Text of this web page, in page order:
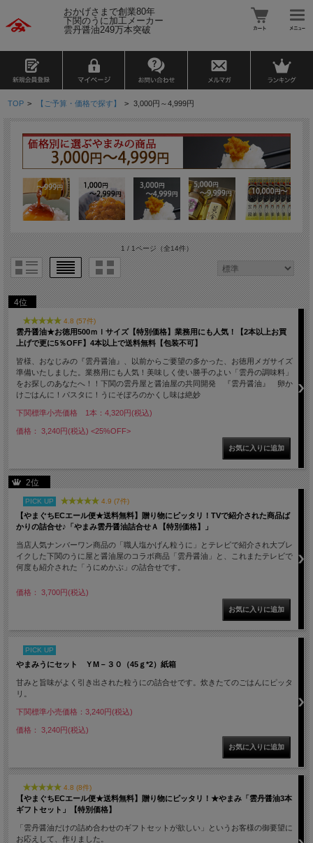
おかげさまで創業80年
下関のうに加工メーカー
雲丹醤油249万本突破
TOP > 【ご予算・価格で探す】 > 3,000円～4,999円
1 / 1ページ（全14件）
4位
4.8 (57件)
雲丹醤油★お徳用500ｍｌサイズ【特別価格】業務用にも人気！【2本以上お買
上げで更に5％OFF】4本以上で送料無料【包装不可】
皆様、おなじみの『雲丹醤油』、以前からご要望の多かった、お徳用メガサイズ
準備いたしました。業務用にも人気！美味しく使い勝手のよい「雲丹の調味料」
をお探しのあなたへ！！下関の雲丹屋と醤油屋の共同開発 『雲丹醤油』 卵か
けごはんに！パスタに！うにそぼろのかくし味は絶妙
下関標準小売価格 1本：4,320円(税込)
価格： 3,240円(税込) <25%OFF>
2位
PICK UP 4.9 (7件)
【やまぐちECエール便★送料無料】贈り物にピッタリ！TVで紹介された商品ば
かりの詰合せ♪「やまみ雲丹醤油詰合せＡ【特別価格】」
当店人気ナンバーワン商品の「職人塩かげん粒うに」とテレビで紹介され大ブレ
イクした下関のうに屋と醤油屋のコラボ商品「雲丹醤油」と、これまたテレビで
何度も紹介された「うにめかぶ」の詰合せです。
価格： 3,700円(税込)
PICK UP
やまみうにセット ＹM－３０（45ｇ*2）紙箱
甘みと旨味がよく引き出された粒うにの詰合せです。炊きたてのごはんにピッタ
リ。
下関標準小売価格：3,240円(税込)
価格： 3,240円(税込)
4.8 (8件)
【やまぐちECエール便★送料無料】贈り物にピッタリ！★やまみ「雲丹醤油3本
ギフトセット」【特別価格】
「雲丹醤油だけの詰め合わせのギフトセットが欲しい」というお客様の御要望に
お応えして、作りました。